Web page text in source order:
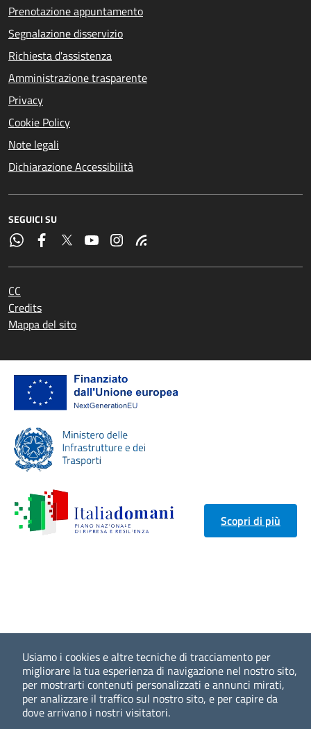
Usiamo i cookies e altre tecniche di tracciamento per
migliorare la tua esperienza di navigazione nel nostro sito,
per mostrarti contenuti personalizzati e annunci mirati,
per analizzare il traffico sul nostro sito, e per capire da
dove arrivano i nostri visitatori.
Prenotazione appuntamento
Segnalazione disservizio
Richiesta d'assistenza
Amministrazione trasparente
Privacy
Cookie Policy
Note legali
Dichiarazione Accessibilità
SEGUICI SU
CC
Credits
Mappa del sito
Scopri di più